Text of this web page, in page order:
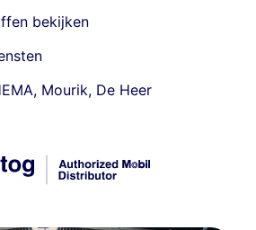
bekijken
, Mourik, De Heer